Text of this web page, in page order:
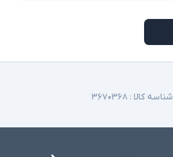
کیبورد، اسکنر اثر انگشت و دوربین تشخیص چهره در
شناسه کالا : ۳۶۷۰۳۶۸